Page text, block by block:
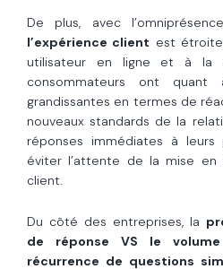
De plus, avec
l’expérience client est
utilisateur en ligne et à la
consommateurs ont quant
grandissantes en termes de
nouveaux standards de la
réponses immédiates à
éviter l’attente de la mise en
client.
Du côté des entreprises, la
de réponse VS le
récurrence de questions